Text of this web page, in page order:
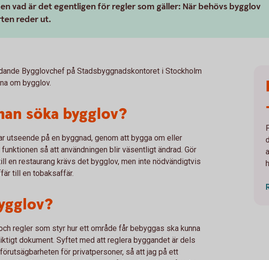
vad är det egentligen för regler som gäller: När behövs bygglov
reder ut.
Bygglovchef på Stadsbyggnadskontoret i Stockholm
om bygglov.
söka bygglov?
utseende på en byggnad, genom att bygga om eller
så att användningen blir väsentligt ändrad. Gör
en restaurang krävs det bygglov, men inte nödvändigtvis
till en tobaksaffär.
regler som styr hur ett område får bebyggas ska kunna
dokument. Syftet med att reglera byggandet är dels
för privatpersoner, så att jag på ett